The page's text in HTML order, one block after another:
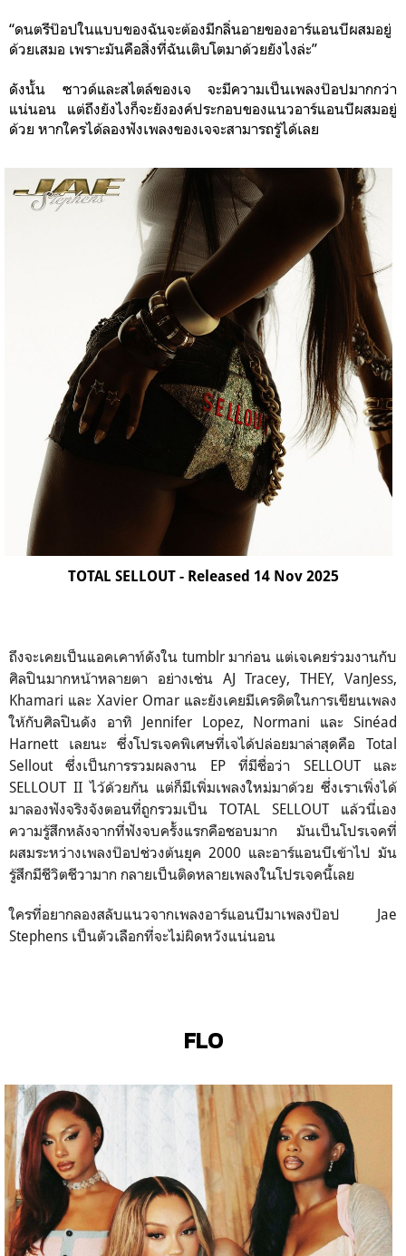
“ดนตรีป๊อปในแบบของฉันจะต้องมีกลิ่นอายของอาร์แอนบีผสมอยู่
ด้วยเสมอ เพราะมันคือสิ่งที่ฉันเติบโตมาด้วยยังไงล่ะ”
ดังนั้น ซาวด์และสไตล์ของเจ จะมีความเป็นเพลงป๊อปมากกว่า
แน่นอน แต่ถึงยังไงก็จะยังองค์ประกอบของแนวอาร์แอนบีผสมอยู่
ด้วย หากใครได้ลองฟังเพลงของเจจะสามารถรู้ได้เลย
TOTAL SELLOUT - Released 14 Nov 2025
ถึงจะเคยเป็นแอคเคาท์ดังใน tumblr มาก่อน แต่เจเคยร่วมงานกับ
ศิลปินมากหน้าหลายตา อย่างเช่น AJ Tracey, THEY, VanJess,
Khamari และ Xavier Omar และยังเคยมีเครดิตในการเขียนเพลง
ให้กับศิลปินดัง อาทิ Jennifer Lopez, Normani และ Sinéad
Harnett เลยนะ ซึ่งโปรเจคพิเศษที่เจได้ปล่อยมาล่าสุดคือ Total
Sellout ซึ่งเป็นการรวมผลงาน EP ที่มีชื่อว่า SELLOUT และ
SELLOUT II ไว้ด้วยกัน แต่ก็มีเพิ่มเพลงใหม่มาด้วย ซึ่งเราเพิ่งได้
มาลองฟังจริงจังตอนที่ถูกรวมเป็น TOTAL SELLOUT แล้วนี่เอง
ความรู้สึกหลังจากที่ฟังจบครั้งแรกคือชอบมาก มันเป็นโปรเจคที่
ผสมระหว่างเพลงป๊อปช่วงต้นยุค 2000 และอาร์แอนบีเข้าไป มัน
รู้สึกมีชีวิตชีวามาก กลายเป็นติดหลายเพลงในโปรเจคนี้เลย
ใครที่อยากลองสลับแนวจากเพลงอาร์แอนบีมาเพลงป๊อป Jae
Stephens เป็นตัวเลือกที่จะไม่ผิดหวังแน่นอน
FLO